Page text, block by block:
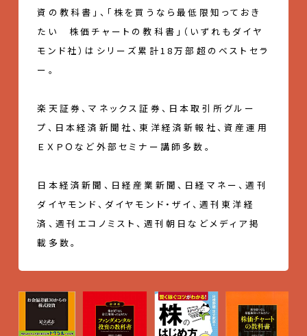
資の教科書」、「株を買うなら最低限知っておき
たい 株価チャートの教科書」（いずれもダイヤ
モンド社）はシリーズ累計18万部超のベストセラ
ー。
楽天証券、マネックス証券、日本取引所グルー
プ、日本経済新聞社、東洋経済新報社、資産運用
ＥＸＰＯなど外部セミナー講師多数。
日本経済新聞、日経産業新聞、日経マネー、週刊
ダイヤモンド、ダイヤモンド・ザイ、週刊東洋経
済、週刊エコノミスト、週刊朝日などメディア掲
載多数。